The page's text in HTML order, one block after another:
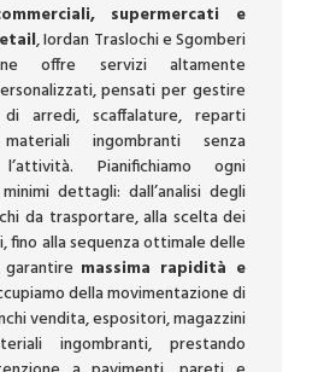
supermercati e
, Iordan Traslochi e Sgomberi
offre servizi altamente
pensati per gestire
arredi, scaffalature, reparti
ingombranti senza
Pianifichiamo ogni
dettagli: dall’analisi degli
da trasportare, alla scelta dei
fino alla sequenza ottimale delle
massima rapidità e
della movimentazione di
vendita, espositori, magazzini
ingombranti, prestando